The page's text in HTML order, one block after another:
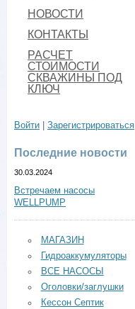
НОВОСТИ
КОНТАКТЫ
РАСЧЕТ
СТОИМОСТИ
СКВАЖИНЫ ПОД
КЛЮЧ
Войти Зарегистрироваться
Последние новости
30.03.2024
Встречаем насосы
WELLPUMP
МАГАЗИН
Гидроаккумуляторы
ВСЕ НАСОСЫ
Оголовки/заглушки
Кессон Септик